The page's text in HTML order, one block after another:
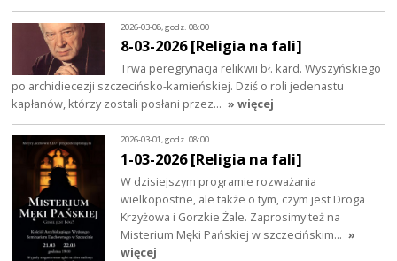
2026-03-08, godz. 08:00
8-03-2026 [Religia na fali]
Trwa peregrynacja relikwii bł. kard. Wyszyńskiego
po archidiecezji szczecińsko-kamieńskiej. Dziś o roli jedenastu
kapłanów, którzy zostali posłani przez… » więcej
2026-03-01, godz. 08:00
1-03-2026 [Religia na fali]
W dzisiejszym programie rozważania
wielkopostne, ale także o tym, czym jest Droga
Krzyżowa i Gorzkie Żale. Zaprosimy też na
Misterium Męki Pańskiej w szczecińskim… »
więcej